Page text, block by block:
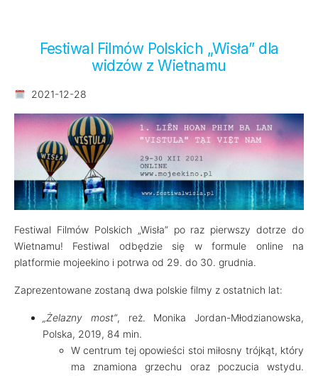
Festiwal Filmów Polskich „Wisła” dla
widzów z Wietnamu
2021-12-28
Festiwal Filmów Polskich „Wisła” po raz pierwszy dotrze do
Wietnamu! Festiwal odbędzie się w formule online na
platformie mojeekino i potrwa od 29. do 30. grudnia.
Zaprezentowane zostaną dwa polskie filmy z ostatnich lat:
„Żelazny most”, reż. Monika Jordan-Młodzianowska,
Polska, 2019, 84 min.
W centrum tej opowieści stoi miłosny trójkąt, który
ma znamiona grzechu oraz poczucia wstydu.